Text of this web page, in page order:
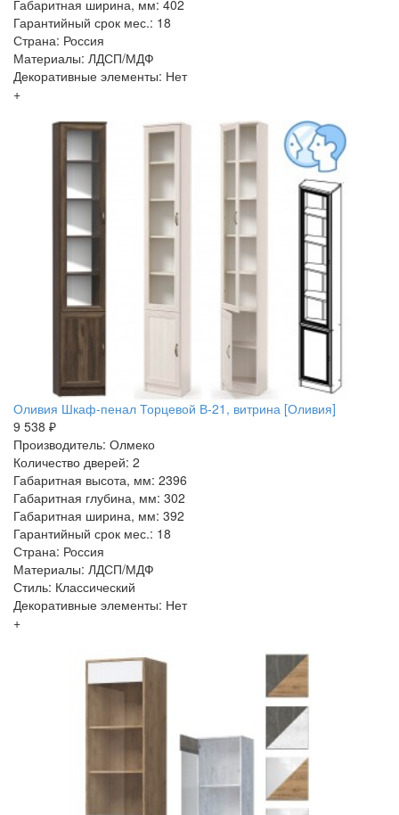
Габаритная ширина, мм: 402
Гарантийный срок мес.: 18
Страна: Россия
Материалы: ЛДСП/МДФ
Декоративные элементы: Нет
+
Оливия Шкаф-пенал Торцевой В-21, витрина [Оливия]
9 538 ₽
Производитель: Олмеко
Количество дверей: 2
Габаритная высота, мм: 2396
Габаритная глубина, мм: 302
Габаритная ширина, мм: 392
Гарантийный срок мес.: 18
Страна: Россия
Материалы: ЛДСП/МДФ
Стиль: Классический
Декоративные элементы: Нет
+